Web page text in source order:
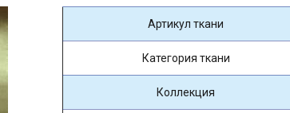
Артикул ткани
Категория ткани
Коллекция